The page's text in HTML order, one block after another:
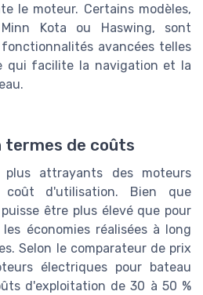
le moteur. Certains modèles,
Kota ou Haswing, sont
avancées telles
qui facilite la navigation et la
termes de coûts
attrayants des moteurs
d'utilisation. Bien que
être plus élevé que pour
économies réalisées à long
Selon le comparateur de prix
électriques pour bateau
d'exploitation de 30 à 50 %